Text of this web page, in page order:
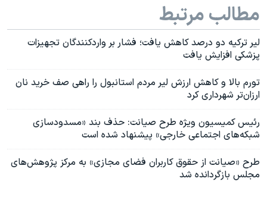
مطالب مرتبط
لیر ترکیه دو درصد کاهش یافت؛ فشار بر واردکنندگان تجهیزات
پزشکی افزایش یافت
تورم بالا و کاهش ارزش لیر مردم استانبول را راهی صف خرید نان
ارزان‌تر شهرداری کرد
رئیس کمیسیون ویژه طرح صیانت: حذف بند «مسدودسازی
شبکه‌های اجتماعی خارجی» پیشنهاد شده است
طرح «صیانت از حقوق کاربران فضای مجازی» به مرکز پژوهش‌های
مجلس بازگردانده شد